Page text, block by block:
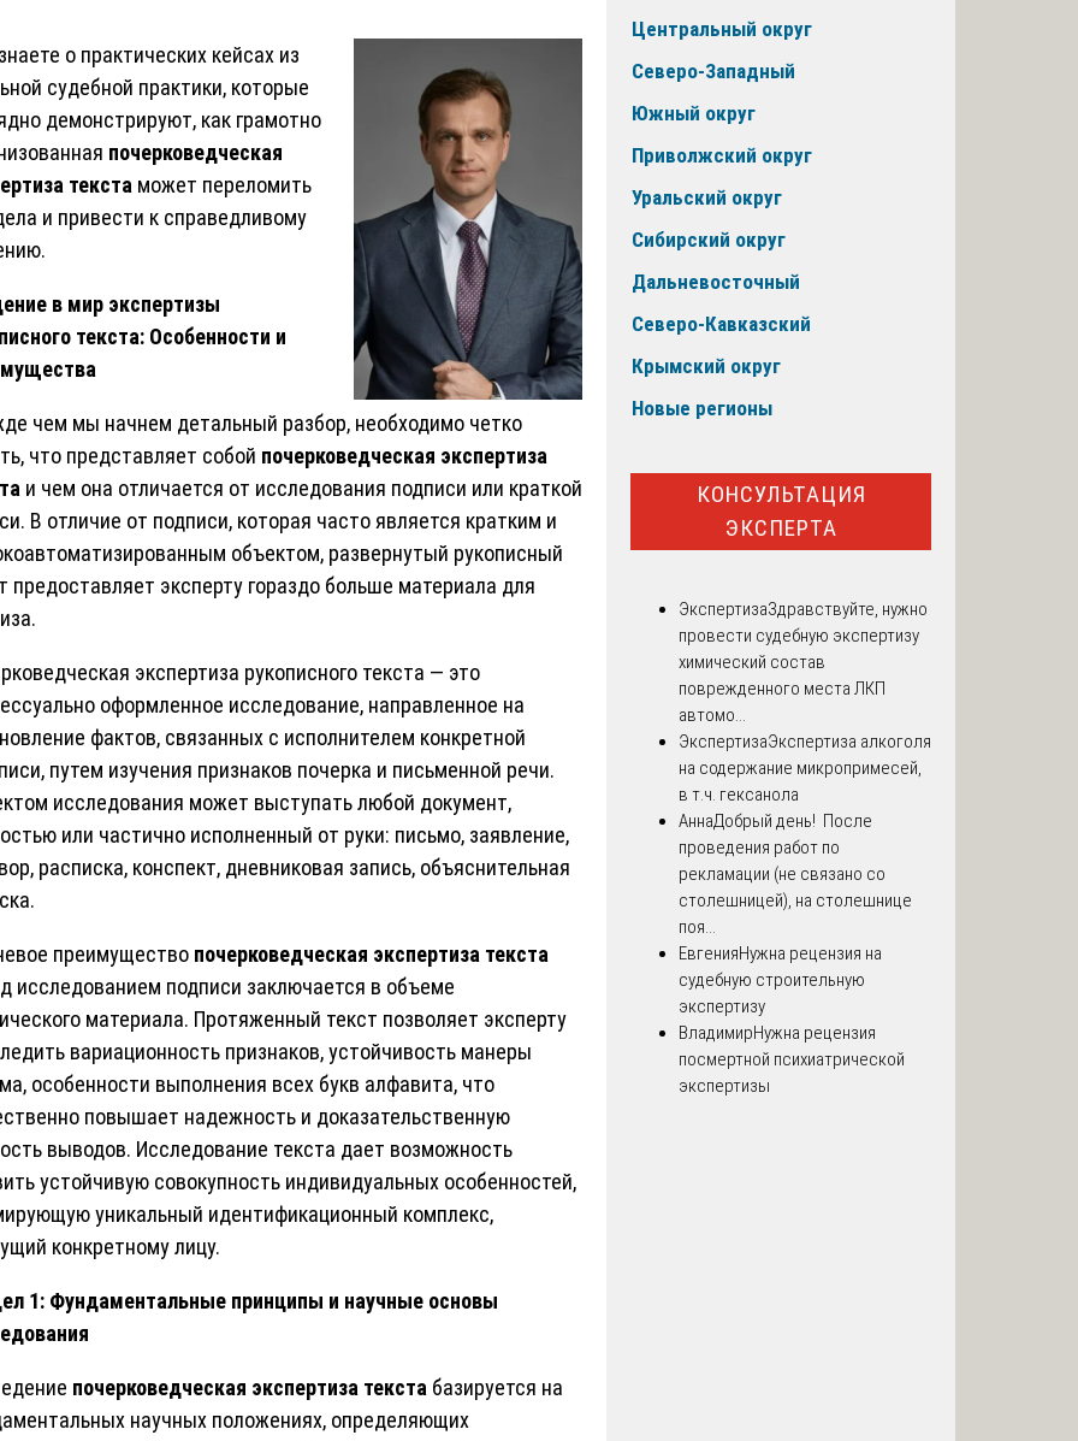
о практических кейсах из
судебной практики, которые
демонстрируют, как грамотно
почерковедческая
текста может переломить
и привести к справедливому
в мир экспертизы
текста: Особенности и
чем мы начнем детальный разбор, необходимо четко
что представляет собой почерковедческая экспертиза
и чем она отличается от исследования подписи или краткой
В отличие от подписи, которая часто является кратким и
объектом, развернутый рукописный
предоставляет эксперту гораздо больше материала для
экспертиза рукописного текста — это
оформленное исследование, направленное на
фактов, связанных с исполнителем конкретной
путем изучения признаков почерка и письменной речи.
исследования может выступать любой документ,
или частично исполненный от руки: письмо, заявление,
расписка, конспект, дневниковая запись, объяснительная
преимущество почерковедческая экспертиза текста
исследованием подписи заключается в объеме
материала. Протяженный текст позволяет эксперту
вариационность признаков, устойчивость манеры
особенности выполнения всех букв алфавита, что
повышает надежность и доказательственную
выводов. Исследование текста дает возможность
устойчивую совокупность индивидуальных особенностей,
уникальный идентификационный комплекс,
конкретному лицу.
1: Фундаментальные принципы и научные основы
почерковедческая экспертиза текста базируется на
научных положениях, определяющих
Центральный округ
Северо-Западный
Южный округ
Приволжский округ
Уральский округ
Сибирский округ
Дальневосточный
Северо-Кавказский
Крымский округ
Новые регионы
КОНСУЛЬТАЦИЯ
ЭКСПЕРТА
ЭкспертизаЗдравствуйте, нужно
провести судебную экспертизу
химический состав
поврежденного места ЛКП
автомо...
ЭкспертизаЭкспертиза алкоголя
на содержание микропримесей,
в т.ч. гексанола
АннаДобрый день! После
проведения работ по
рекламации (не связано со
столешницей), на столешнице
поя...
ЕвгенияНужна рецензия на
судебную строительную
экспертизу
ВладимирНужна рецензия
посмертной психиатрической
экспертизы